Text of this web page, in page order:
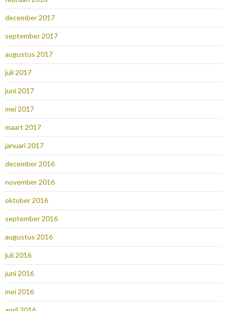
december 2017
september 2017
augustus 2017
juli 2017
juni 2017
mei 2017
maart 2017
januari 2017
december 2016
november 2016
oktober 2016
september 2016
augustus 2016
juli 2016
juni 2016
mei 2016